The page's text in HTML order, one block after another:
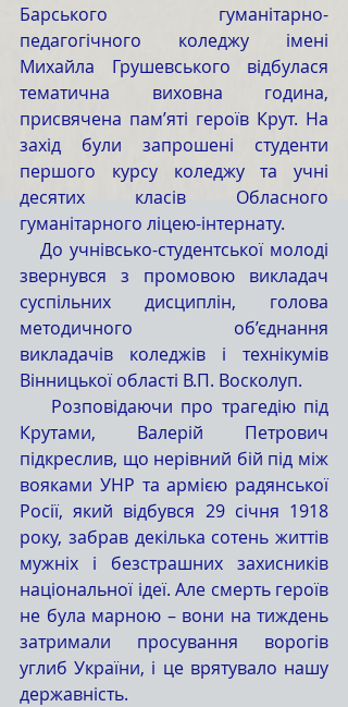
Барського гуманітарно-
педагогічного коледжу імені
Михайла Грушевського відбулася
тематична виховна година,
присвячена пам’яті героїв Крут. На
захід були запрошені студенти
першого курсу коледжу та учні
десятих класів Обласного
гуманітарного ліцею-інтернату.
звернувся з промовою викладач
суспільних дисциплін, голова
методичного об’єднання
викладачів коледжів і технікумів
Вінницької області В.П. Восколуп.
Крутами, Валерій Петрович
підкреслив, що нерівний бій під між
вояками УНР та армією радянської
Росії, який відбувся 29 січня 1918
року, забрав декілька сотень життів
мужніх і безстрашних захисників
національної ідеї. Але смерть героїв
не була марною – вони на тиждень
затримали просування ворогів
углиб України, і це врятувало нашу
державність.